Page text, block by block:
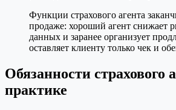
Функции страхового агента
продаже: хороший агент снижает
данных и заранее организует
оставляет клиенту только чек и
Обязанности страхового
практике